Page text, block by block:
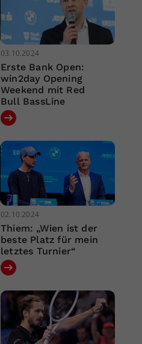
03.10.2024
Erste Bank Open:
win2day Opening
Weekend mit Red
Bull BassLine
02.10.2024
Thiem: „Wien ist der
beste Platz für mein
letztes Turnier“